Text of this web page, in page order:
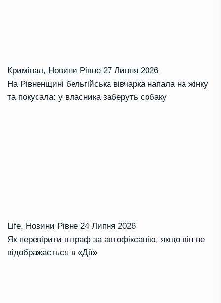
Кримінал, Новини Рівне 27 Липня 2026
На Рівненщині бельгійська вівчарка напала на жінку
та покусала: у власника заберуть собаку
Life, Новини Рівне 24 Липня 2026
Як перевірити штраф за автофіксацію, якщо він не
відображається в «Дії»